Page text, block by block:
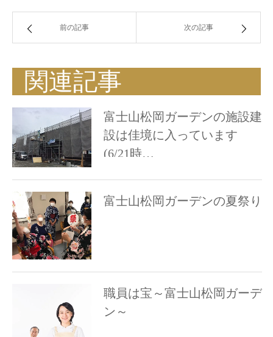
前の記事 次の記事
関連記事
富士山松岡ガーデンの施設建
設は佳境に入っています
(6/21時…
富士山松岡ガーデンの夏祭り
職員は宝～富士山松岡ガーデ
ン～